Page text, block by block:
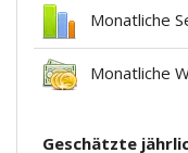
Monatliche
Monatliche
Geschätzte